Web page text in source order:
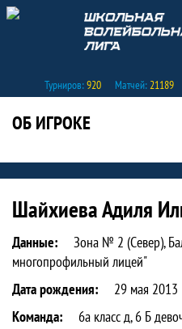
Турниров:920 Матчей:21189
ОБ ИГРОКЕ
Статистика
Шайхиева Адиля
Данные:
Зона № 2 (Север),
многопрофильный лицей"
Дата рождения:
29 мая 2013
Команда:
6а класс д, 6 Б